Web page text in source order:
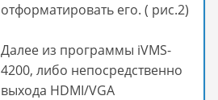
отформатировать его. ( рис.2)
Далее из программы iVMS-
4200, либо непосредственно
выхода HDMI/VGA